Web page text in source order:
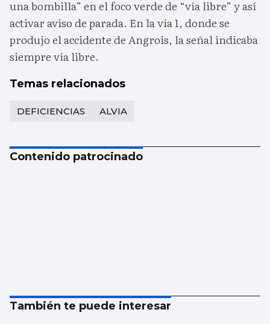
una bombilla” en el foco verde de “vía libre” y así
activar aviso de parada. En la vía 1, donde se
produjo el accidente de Angrois, la señal indicaba
siempre vía libre.
Temas relacionados
DEFICIENCIAS ALVIA
Contenido patrocinado
También te puede interesar